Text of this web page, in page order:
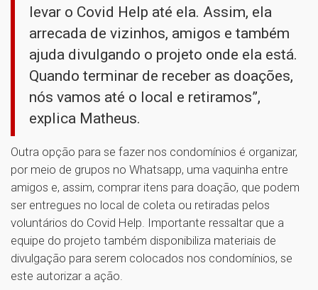
levar o Covid Help até ela. Assim, ela
arrecada de vizinhos, amigos e também
ajuda divulgando o projeto onde ela está.
Quando terminar de receber as doações,
nós vamos até o local e retiramos”,
explica Matheus.
Outra opção para se fazer nos condomínios é organizar,
por meio de grupos no Whatsapp, uma vaquinha entre
amigos e, assim, comprar itens para doação, que podem
ser entregues no local de coleta ou retiradas pelos
voluntários do Covid Help. Importante ressaltar que a
equipe do projeto também disponibiliza materiais de
divulgação para serem colocados nos condomínios, se
este autorizar a ação.